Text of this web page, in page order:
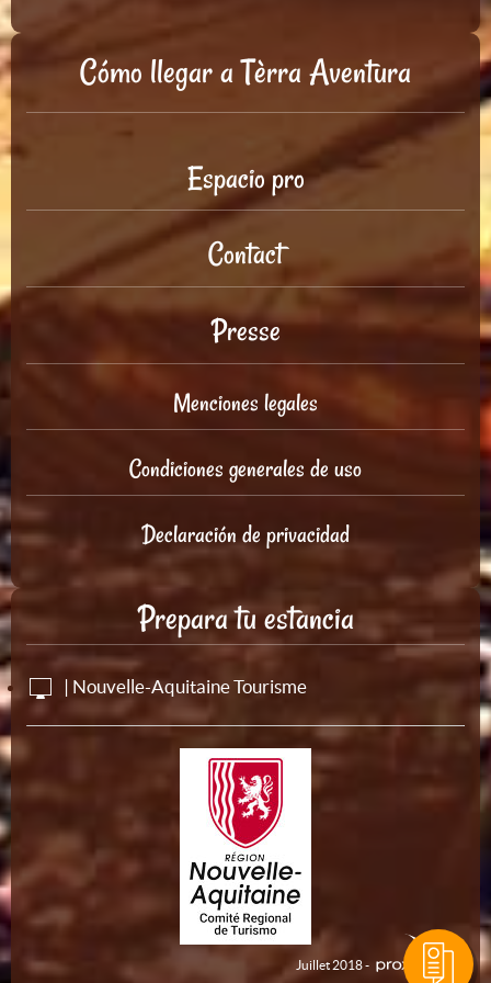
Cómo llegar a Tèrra Aventura
Espacio pro
Contact
Presse
Menciones legales
Condiciones generales de uso
Declaración de privacidad
Prepara tu estancia
| Nouvelle-Aquitaine Tourisme
Juillet 2018 -